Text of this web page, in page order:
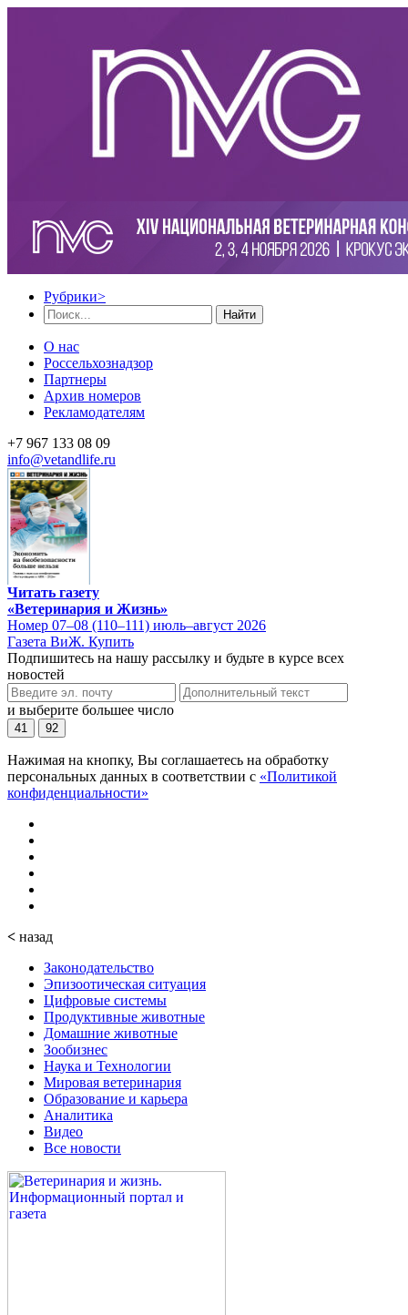
Рубрики>
Найти
О нас
Россельхознадзор
Партнеры
Архив номеров
Рекламодателям
+7 967 133 08 09
info@vetandlife.ru
Читать газету
«Ветеринария и Жизнь»
Номер 07–08 (110–111) июль–август 2026
Газета ВиЖ. Купить
Подпишитесь на нашу рассылку и будьте в курсе всех
новостей
и выберите большее число
41 92
Нажимая на кнопку, Вы соглашаетесь на обработку
персональных данных в соответствии с «Политикой
конфиденциальности»
< назад
Законодательство
Эпизоотическая ситуация
Цифровые системы
Продуктивные животные
Домашние животные
Зообизнес
Наука и Технологии
Мировая ветеринария
Образование и карьера
Аналитика
Видео
Все новости